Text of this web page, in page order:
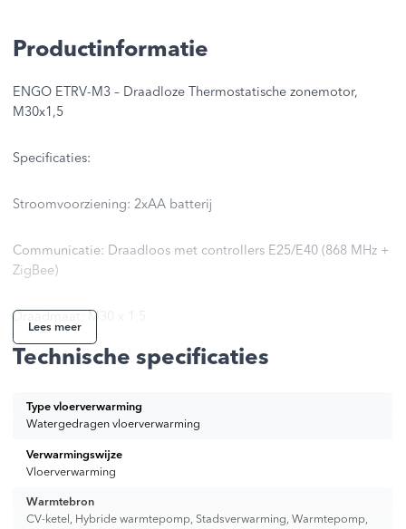
Productinformatie
ENGO ETRV-M3 – Draadloze Thermostatische zonemotor,
M30x1,5
Specificaties:
Stroomvoorziening: 2xAA batterij
Communicatie: Draadloos met controllers E25/E40 (868 MHz +
ZigBee)
Draadmaat: M30 x 1,5
Afmetingen [mm]: Φ50 x 8
Omschrijving:
Werkt in een set met de internettemperatuurthermostaat
E25/E40
Het meten van de temperatuur op afstand van de
Lees meer
Technische specificaties
Type vloerverwarming
Watergedragen vloerverwarming
Verwarmingswijze
Vloerverwarming
Warmtebron
CV-ketel, Hybride warmtepomp, Stadsverwarming, Warmtepomp,